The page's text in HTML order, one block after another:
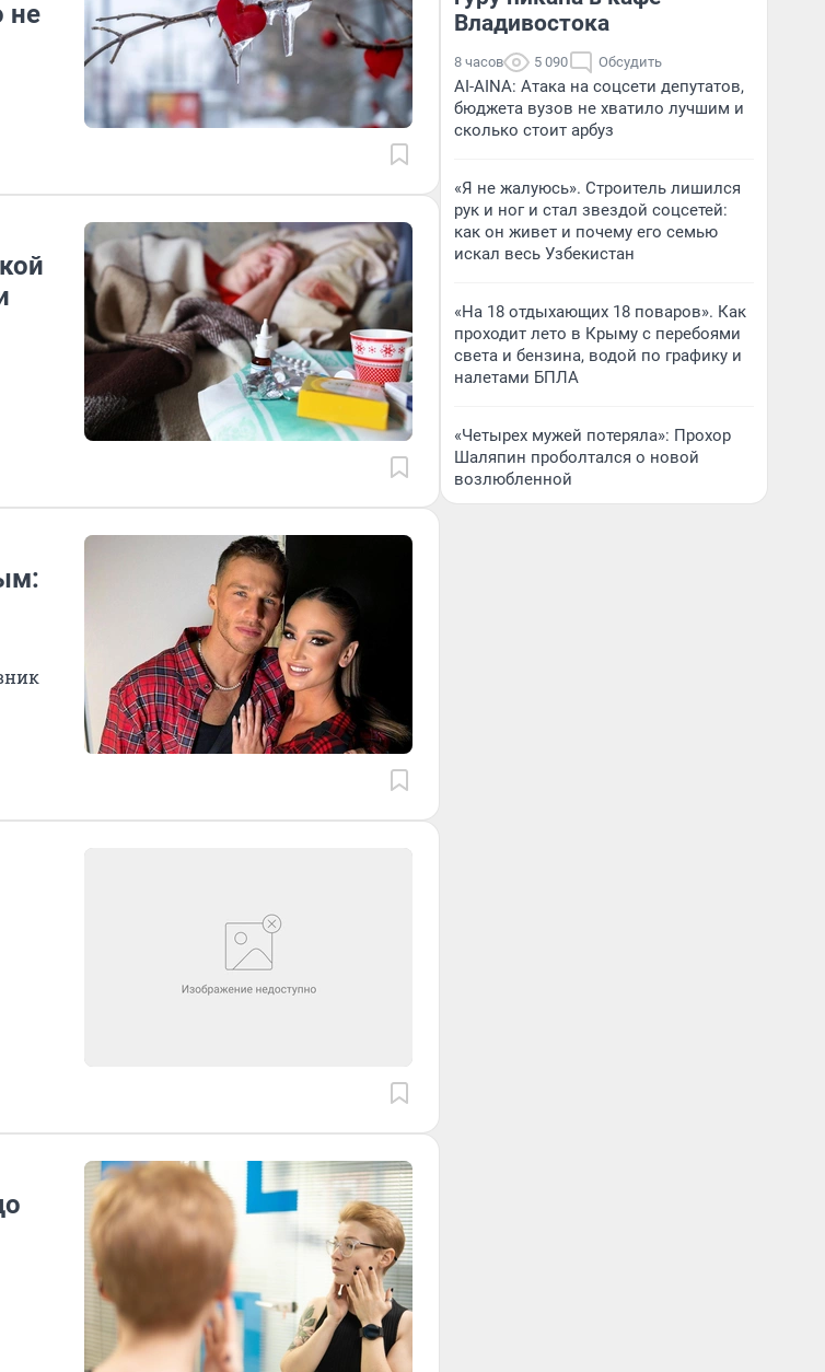
не
Владивостока
8 часов 5 090 Обсудить
AI-AINA: Атака на соцсети депутатов,
бюджета вузов не хватило лучшим и
сколько стоит арбуз
«Я не жалуюсь». Строитель лишился
рук и ног и стал звездой соцсетей:
как он живет и почему его семью
искал весь Узбекистан
«На 18 отдыхающих 18 поваров». Как
проходит лето в Крыму с перебоями
света и бензина, водой по графику и
налетами БПЛА
«Четырех мужей потеряла»: Прохор
Шаляпин проболтался о новой
возлюбленной